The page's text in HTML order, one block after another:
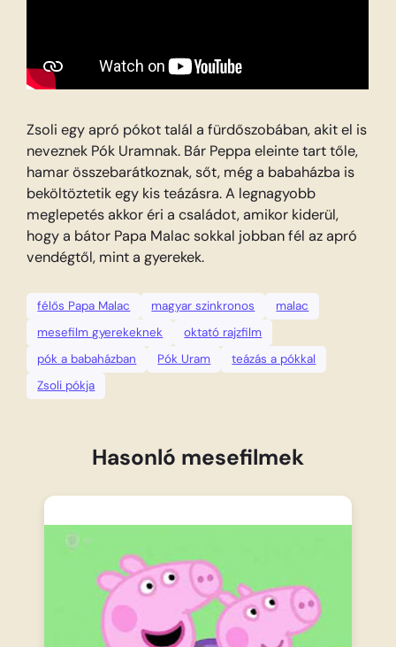
Zsoli egy apró pókot talál a fürdőszobában, akit el is
neveznek Pók Uramnak. Bár Peppa eleinte tart tőle,
hamar összebarátkoznak, sőt, még a babaházba is
beköltöztetik egy kis teázásra. A legnagyobb
meglepetés akkor éri a családot, amikor kiderül,
hogy a bátor Papa Malac sokkal jobban fél az apró
vendégtől, mint a gyerekek.
félős Papa Malac magyar szinkronos
malac
mesefilm gyerekeknek
oktató rajzfilm
pók a babaházban
Pók Uram
teázás a pókkal
Zsoli pókja
Hasonló mesefilmek